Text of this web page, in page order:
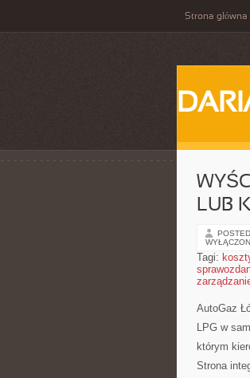
Strona główna
LUB
Tagi:
AutoGaz
LPG w
którym
Strona